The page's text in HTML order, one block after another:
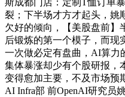
裂；下半场才方才起头，姚
欠好的倾向，【美股盘前】
后锻炼的第一个模子，而现
一次做必定有盘曲，AI算力
集体暴涨却少有个股研报，
变得愈加主要，不及市场预
AI Infra部 前OpenAI研究员